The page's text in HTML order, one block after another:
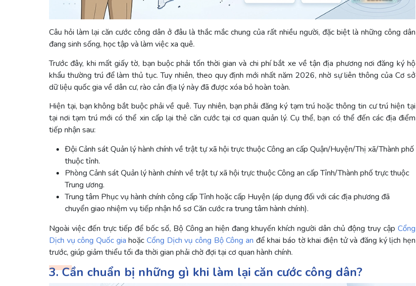
Câu hỏi làm lại căn cước công dân ở đâu là thắc mắc chung của rất nhiều người, đặc biệt là những công dân
đang sinh sống, học tập và làm việc xa quê.
Trước đây, khi mất giấy tờ, bạn buộc phải tốn thời gian và chi phí bắt xe về tận địa phương nơi đăng ký hộ
khẩu thường trú để làm thủ tục. Tuy nhiên, theo quy định mới nhất năm 2026, nhờ sự liên thông của Cơ sở
dữ liệu quốc gia về dân cư, rào cản địa lý này đã được xóa bỏ hoàn toàn.
Hiện tại, bạn không bắt buộc phải về quê. Tuy nhiên, bạn phải đăng ký tạm trú hoặc thông tin cư trú hiện tại
tại nơi tạm trú mới có thể xin cấp lại thẻ căn cước tại cơ quan quản lý. Cụ thể, bạn có thể đến các địa điểm
tiếp nhận sau:
Đội Cảnh sát Quản lý hành chính về trật tự xã hội trực thuộc Công an cấp Quận/Huyện/Thị xã/Thành phố
thuộc tỉnh.
Phòng Cảnh sát Quản lý hành chính về trật tự xã hội trực thuộc Công an cấp Tỉnh/Thành phố trực thuộc
Trung ương.
Trung tâm Phục vụ hành chính công cấp Tỉnh hoặc cấp Huyện (áp dụng đối với các địa phương đã
chuyển giao nhiệm vụ tiếp nhận hồ sơ Căn cước ra trung tâm hành chính).
Ngoài việc đến trực tiếp để bốc số, Bộ Công an hiện đang khuyến khích người dân chủ động truy cập Cổng
Dịch vụ công Quốc gia hoặc Cổng Dịch vụ công Bộ Công an để khai báo tờ khai điện tử và đăng ký lịch hẹn
trước, giúp giảm thiểu tối đa thời gian phải chờ đợi tại cơ quan hành chính.
3. Cần chuẩn bị những gì khi làm lại căn cước công dân?